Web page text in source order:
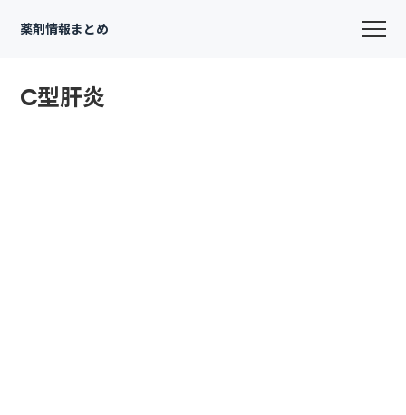
薬剤情報まとめ
C型肝炎